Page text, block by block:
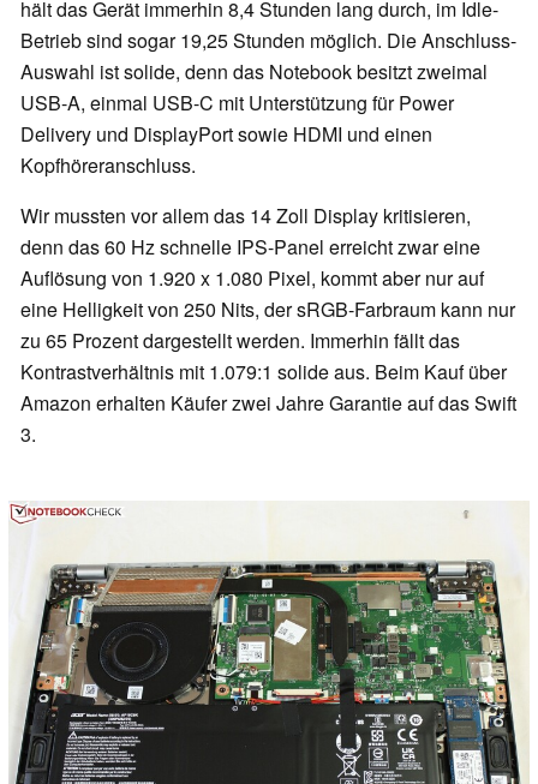
hält das Gerät immerhin 8,4 Stunden lang durch, im Idle-
Betrieb sind sogar 19,25 Stunden möglich. Die Anschluss-
Auswahl ist solide, denn das Notebook besitzt zweimal
USB-A, einmal USB-C mit Unterstützung für Power
Delivery und DisplayPort sowie HDMI und einen
Kopfhöreranschluss.
Wir mussten vor allem das 14 Zoll Display kritisieren,
denn das 60 Hz schnelle IPS-Panel erreicht zwar eine
Auflösung von 1.920 x 1.080 Pixel, kommt aber nur auf
eine Helligkeit von 250 Nits, der sRGB-Farbraum kann nur
zu 65 Prozent dargestellt werden. Immerhin fällt das
Kontrastverhältnis mit 1.079:1 solide aus. Beim Kauf über
Amazon erhalten Käufer zwei Jahre Garantie auf das Swift
3.